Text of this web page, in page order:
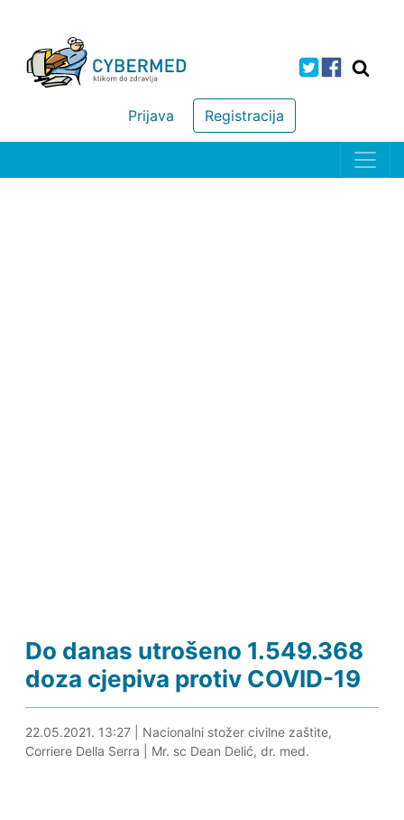
Registracija
Prijava
Do danas utrošeno 1.549.368
doza cjepiva protiv COVID-19
23.05.2021. 12:32
22.05.2021. 13:27| Nacionalni stožer civilne zaštite,
Corriere Della Serra
Mr. sc Dean Delić, dr. med.